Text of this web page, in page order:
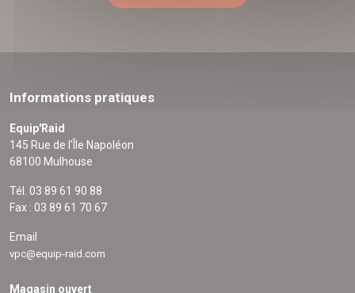
Informations pratiques
Equip'Raid
145 Rue de l'Île Napoléon
68100 Mulhouse
Tél. 03 89 61 90 88
Fax : 03 89 61 70 67
Email
vpc@equip-raid.com
Magasin ouvert